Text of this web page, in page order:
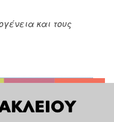
και τους